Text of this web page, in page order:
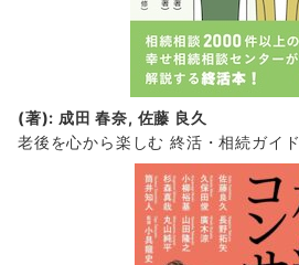
(著): 成田 春奈, 佐藤 良久
老後を心から楽しむ 終活・相続ガイド